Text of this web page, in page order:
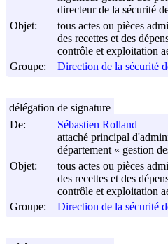
directeur de la sécurité
Objet:
tous actes ou pièces
des recettes et des
contrôle et exploitation
Groupe:
Direction de la sécurité
De:
Sébastien Rolland
attaché principal
département « gestion
Objet:
tous actes ou pièces
des recettes et des
contrôle et exploitation
Groupe:
Direction de la sécurité
délégation de signature